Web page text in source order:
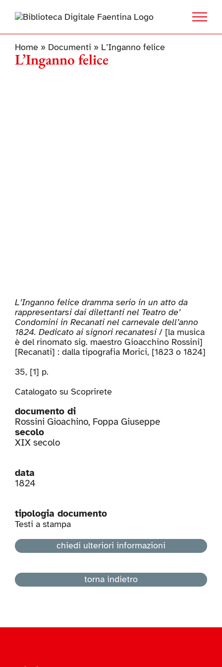
Home» Documenti » L’Inganno felice
L’Inganno felice
L’Inganno felice dramma serio in un atto da
rappresentarsi dai dilettanti nel Teatro de’
Condomini in Recanati nel carnevale dell’anno
1824. Dedicato ai signori recanatesi/ [la musica
è del rinomato sig. maestro Gioacchino Rossini]
[Recanati] : dalla tipografia Morici, [1823 o 1824]
35, [1] p.
Catalogato su Scoprirete
documento di
Rossini Gioachino, Foppa Giuseppe
secolo
XIX secolo
data
1824
tipologia documento
Testi a stampa
chiedi ulteriori informazioni
torna indietro